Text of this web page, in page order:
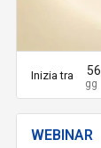
Inizia tra 56
WEBINAR